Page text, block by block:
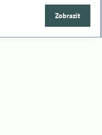
Zobrazit